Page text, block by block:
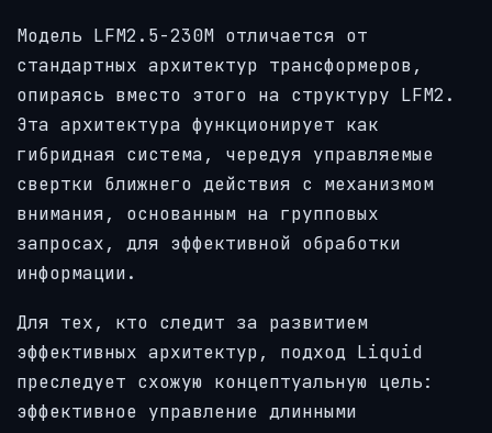
Модель LFM2.5-230M отличается от
стандартных архитектур трансформеров,
опираясь вместо этого на структуру LFM2.
Эта архитектура функционирует как
гибридная система, чередуя управляемые
свертки ближнего действия с механизмом
внимания, основанным на групповых
запросах, для эффективной обработки
информации.
Для тех, кто следит за развитием
эффективных архитектур, подход Liquid
преследует схожую концептуальную цель:
эффективное управление длинными